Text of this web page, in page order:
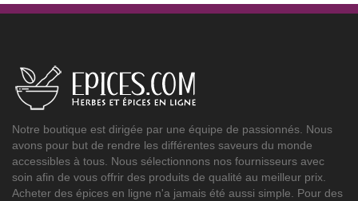
Notre boutique est dirigée par une équipe de passionnés. Nous
avons pour but de rendre les différentes saveurs du monde
accessibles à tous. Nous sélectionnons nos fournisseurs avec
soin afin de vous offrir des produits de qualité au meilleur prix.
Acheter des épices en ligne n'a jamais été aussi simple. Pour des